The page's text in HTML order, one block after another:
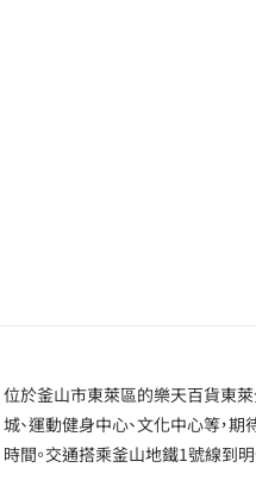
位於釜山市東萊區的樂天百貨東
城、運動健身中心、文化中心等，
時間。交通搭乘釜山地鐵1號線到